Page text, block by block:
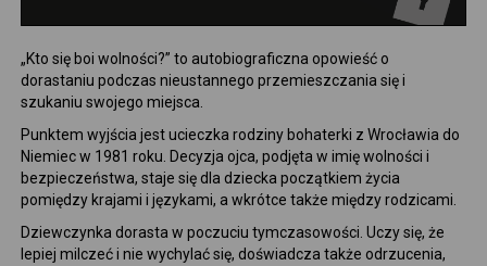
„Kto się boi wolności?” to autobiograficzna opowieść o
dorastaniu podczas nieustannego przemieszczania się i
szukaniu swojego miejsca.
Punktem wyjścia jest ucieczka rodziny bohaterki z Wrocławia do
Niemiec w 1981 roku. Decyzja ojca, podjęta w imię wolności i
bezpieczeństwa, staje się dla dziecka początkiem życia
pomiędzy krajami i językami, a wkrótce także między rodzicami.
Dziewczynka dorasta w poczuciu tymczasowości. Uczy się, że
lepiej milczeć i nie wychylać się, doświadcza także odrzucenia,